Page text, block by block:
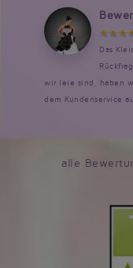
Das
wir leie sind, haben
dem Kundenservice
alle